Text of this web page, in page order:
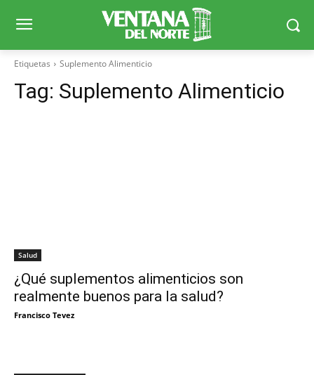
Etiquetas Suplemento Alimenticio
Tag: Suplemento Alimenticio
Salud
¿Qué suplementos alimenticios son
realmente buenos para la salud?
Francisco Tevez